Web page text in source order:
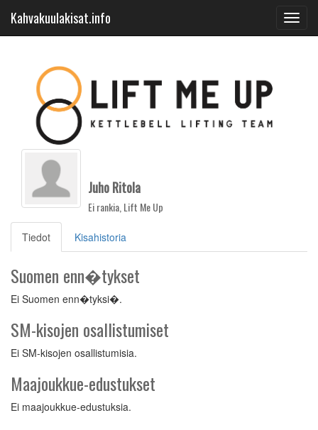
Kahvakuulakisat.info
Juho Ritola
Ei rankia, Lift Me Up
Tiedot(current)Kisahistoria
Suomen enn�tykset
Ei Suomen enn�tyksi�.
SM-kisojen osallistumiset
Ei SM-kisojen osallistumisia.
Maajoukkue-edustukset
Ei maajoukkue-edustuksia.